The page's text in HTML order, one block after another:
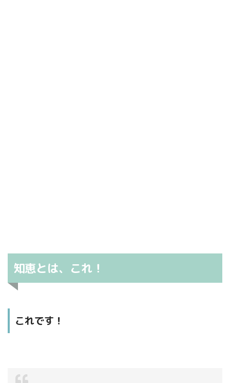
知恵とは、これ！
これです！